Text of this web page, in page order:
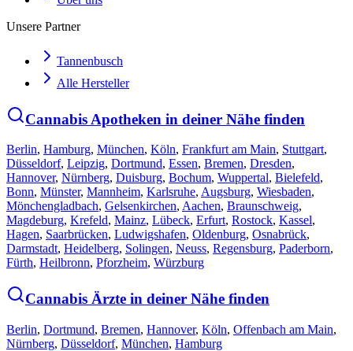
Unsere Partner
Tannenbusch
Alle Hersteller
Cannabis Apotheken in deiner Nähe finden
Berlin, Hamburg, München, Köln, Frankfurt am Main, Stuttgart,
Düsseldorf, Leipzig, Dortmund, Essen, Bremen, Dresden,
Hannover, Nürnberg, Duisburg, Bochum, Wuppertal, Bielefeld,
Bonn, Münster, Mannheim, Karlsruhe, Augsburg, Wiesbaden,
Mönchengladbach, Gelsenkirchen, Aachen, Braunschweig,
Magdeburg, Krefeld, Mainz, Lübeck, Erfurt, Rostock, Kassel,
Hagen, Saarbrücken, Ludwigshafen, Oldenburg, Osnabrück,
Darmstadt, Heidelberg, Solingen, Neuss, Regensburg, Paderborn,
Fürth, Heilbronn, Pforzheim, Würzburg
Cannabis Ärzte in deiner Nähe finden
Berlin, Dortmund, Bremen, Hannover, Köln, Offenbach am Main,
Nürnberg, Düsseldorf, München, Hamburg